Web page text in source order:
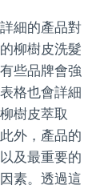
細的產品對
柳樹皮洗髮
些品牌會強
格也會詳細
樹皮萃取
外，產品的
及最重要的
素。透過這